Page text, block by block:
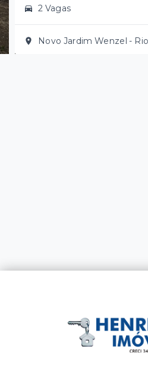
2 Vagas
Novo Jardim Wenzel -